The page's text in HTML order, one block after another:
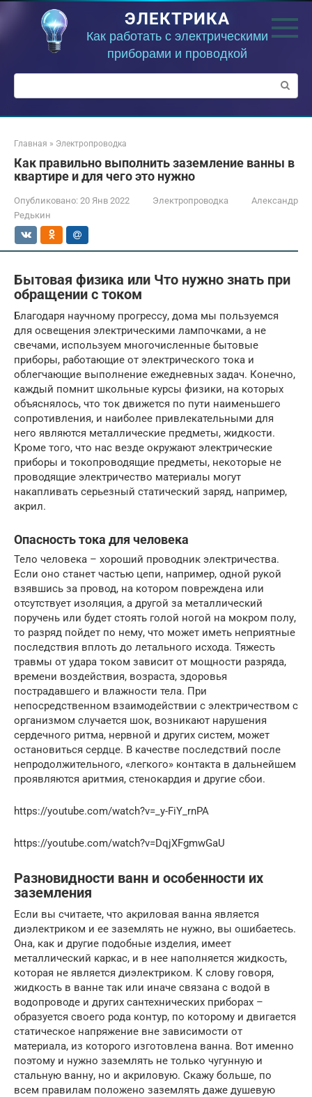
ЭЛЕКТРИКА
Как работать с электрическими
приборами и проводкой
Поиск:
Главная » Электропроводка
Как правильно выполнить заземление ванны в
квартире и для чего это нужно
Опубликовано: 20 Янв 2022 Электропроводка
Александр
Редькин
Бытовая физика или Что нужно знать при
обращении с током
Благодаря научному прогрессу, дома мы пользуемся
для освещения электрическими лампочками, а не
свечами, используем многочисленные бытовые
приборы, работающие от электрического тока и
облегчающие выполнение ежедневных задач. Конечно,
каждый помнит школьные курсы физики, на которых
объяснялось, что ток движется по пути наименьшего
сопротивления, и наиболее привлекательными для
него являются металлические предметы, жидкости.
Кроме того, что нас везде окружают электрические
приборы и токопроводящие предметы, некоторые не
проводящие электричество материалы могут
накапливать серьезный статический заряд, например,
акрил.
Опасность тока для человека
Тело человека – хороший проводник электричества.
Если оно станет частью цепи, например, одной рукой
взявшись за провод, на котором повреждена или
отсутствует изоляция, а другой за металлический
поручень или будет стоять голой ногой на мокром полу,
то разряд пойдет по нему, что может иметь неприятные
последствия вплоть до летального исхода. Тяжесть
травмы от удара током зависит от мощности разряда,
времени воздействия, возраста, здоровья
пострадавшего и влажности тела. При
непосредственном взаимодействии с электричеством с
организмом случается шок, возникают нарушения
сердечного ритма, нервной и других систем, может
остановиться сердце. В качестве последствий после
непродолжительного, «легкого» контакта в дальнейшем
проявляются аритмия, стенокардия и другие сбои.
https://youtube.com/watch?v=_y-FiY_rnPA
https://youtube.com/watch?v=DqjXFgmwGaU
Разновидности ванн и особенности их
заземления
Если вы считаете, что акриловая ванна является
диэлектриком и ее заземлять не нужно, вы ошибаетесь.
Она, как и другие подобные изделия, имеет
металлический каркас, и в нее наполняется жидкость,
которая не является диэлектриком. К слову говоря,
жидкость в ванне так или иначе связана с водой в
водопроводе и других сантехнических приборах –
образуется своего рода контур, по которому и двигается
статическое напряжение вне зависимости от
материала, из которого изготовлена ванна. Вот именно
поэтому и нужно заземлять не только чугунную и
стальную ванну, но и акриловую. Скажу больше, по
всем правилам положено заземлять даже душевую